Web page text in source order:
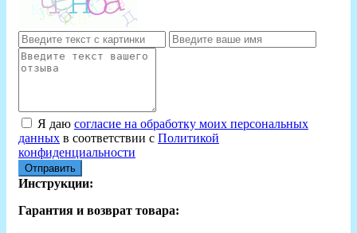
Я даю согласие на обработку моих персональных
данных в соответствии с Политикой
конфиденциальности
Отправить
Инструкции:
Гарантия и возврат товара: